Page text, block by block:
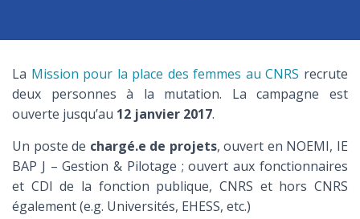
La Mission pour la place des femmes au CNRS recrute
deux personnes à la mutation. La campagne est
ouverte jusqu’au 12 janvier 2017.
Un poste de chargé.e de projets, ouvert en NOEMI, IE
BAP J – Gestion & Pilotage ; ouvert aux fonctionnaires
et CDI de la fonction publique, CNRS et hors CNRS
également (e.g. Universités, EHESS, etc.)